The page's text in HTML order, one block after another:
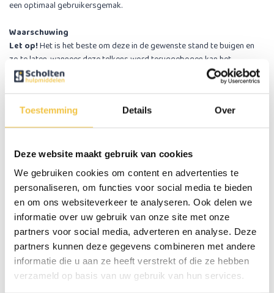
Toestemming Details Over
Deze website maakt gebruik van cookies
We gebruiken cookies om content en advertenties te
personaliseren, om functies voor social media te bieden
en om ons websiteverkeer te analyseren. Ook delen we
informatie over uw gebruik van onze site met onze
partners voor social media, adverteren en analyse. Deze
partners kunnen deze gegevens combineren met andere
informatie die u aan ze heeft verstrekt of die ze hebben
verzameld op basis van uw gebruik van hun services.
een optimaal gebruikersgemak.
Waarschuwing
Let op!Het is het beste om deze in de gewenste stand te buigen en
zo te laten, wanneer deze telkens word teruggebogen kan het
materiaal verzwakken. Niet vaker dan 20 keer buigen, bij voorkeur
maar 1 keer buigen.
U kunt kiezen uit 2 kleuren: zwart of rood
De vork met de felle rode kleur is ideaal voor patiënten met Alzheimer.
Alzheimer 25% meer voedsel tot zich nemen en 84% meer drinken bij
het gebruik van tafelgerei met de opvallende kleur rood.
Optioneel mee te bestellen
1 fixatiebandje
Met dit fixatiebandje krijgt u meer controle over uw lepel, vork of mes.
Het fixatiebandje is eenvoudig te bevestigen met een klitteband
sluiting. Door het fixatiebandje om de hand te plaatsen zal het bestek
niet meer uit de hand vallen. Zeer geschikt als u minder handkracht
heeft, u hoeft het bestek namelijk minder vast te knijpen.